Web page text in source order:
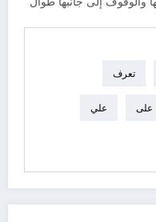
تعرف
على علي